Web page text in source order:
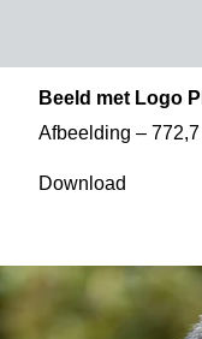
Beeld met Logo
Afbeelding –
Download